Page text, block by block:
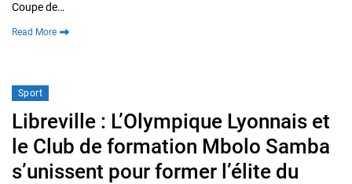
Coupe de…
Read More
Sport
Libreville : L’Olympique Lyonnais et
le Club de formation Mbolo Samba
s’unissent pour former l’élite du